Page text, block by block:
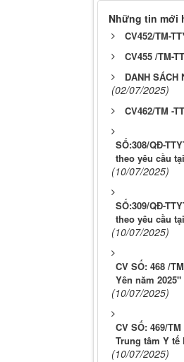
Những tin mới
CV452/TM-
CV455 /TM-
DANH
(02/07/2025)
CV462/TM -
SỐ:308/QÐ-
theo yêu cầu
(10/07/2025)
SỐ:309/QĐ-
theo yêu cầu
(10/07/2025)
CV SỐ: 468 /
Yên năm 2025"
(10/07/2025)
CV SỐ: 469/
Trung tâm Y tế
(10/07/2025)